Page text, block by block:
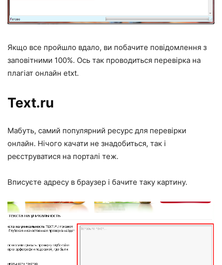
Якщо все пройшло вдало, ви побачите повідомлення з
заповітними 100%. Ось так проводиться перевірка на
плагіат онлайн etxt.
Text.ru
Мабуть, самий популярний ресурс для перевірки
онлайн. Нічого качати не знадобиться, так і
реєструватися на порталі теж.
Вписуєте адресу в браузер і бачите таку картину.